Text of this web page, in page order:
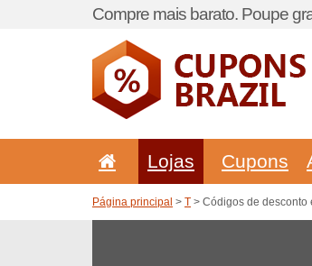
Compre mais barato. Poupe
Lojas Cupons
Página principal > T > Códigos de desconto